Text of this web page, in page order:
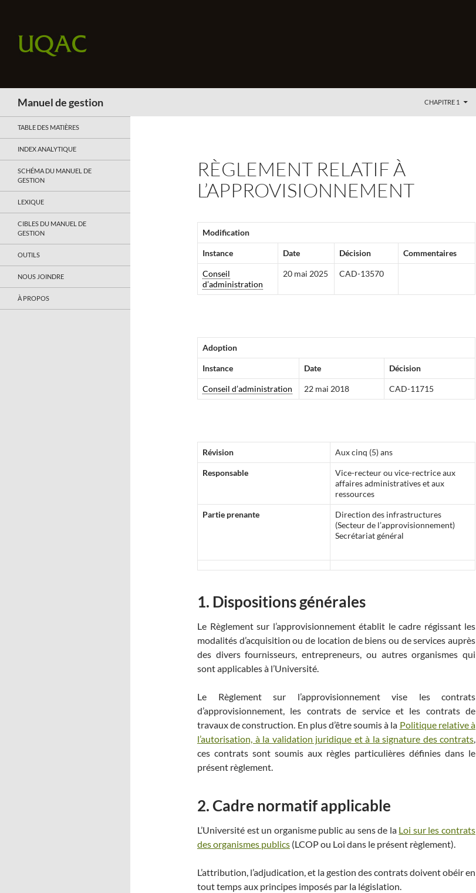
Manuel de gestion
CHAPITRE 1
RÈGLEMENT RELATIF À
L’APPROVISIONNEMENT
Modification
Instance Date Décision Commentaires
Conseil
d’administration
20 mai 2025 CAD-13570
Adoption
Instance Date Décision
Conseil d’administration 22 mai 2018 CAD-11715
Révision Aux cinq (5) ans
Responsable
Vice-recteur ou vice-rectrice aux
affaires administratives et aux
ressources
Partie prenante
Direction des infrastructures
(Secteur de l’approvisionnement)
Secrétariat général
1. Dispositions générales
Le Règlement sur l’approvisionnement établit le cadre régissant les
modalités d’acquisition ou de location de biens ou de services auprès
des divers fournisseurs, entrepreneurs, ou autres organismes qui
sont applicables à l’Université.
Le Règlement sur l’approvisionnement vise les contrats
d’approvisionnement, les contrats de service et les contrats de
travaux de construction. En plus d’être soumis à la Politique relative à
l’autorisation, à la validation juridique et à la signature des contrats,
ces contrats sont soumis aux règles particulières définies dans le
présent règlement.
2. Cadre normatif applicable
L’Université est un organisme public au sens de la Loi sur les contrats
des organismes publics (LCOP ou Loi dans le présent règlement).
L’attribution, l’adjudication, et la gestion des contrats doivent obéir en
tout temps aux principes imposés par la législation.
TABLE DES MATIÈRES
INDEX ANALYTIQUE
SCHÉMA DU MANUEL DE
GESTION
LEXIQUE
CIBLES DU MANUEL DE
GESTION
OUTILS
NOUS JOINDRE
À PROPOS